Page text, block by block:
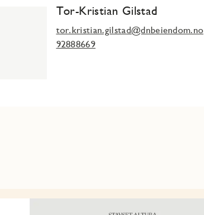
Tor-Kristian Gilstad
tor.kristian.gilstad@dnbeiendom.no
92888669